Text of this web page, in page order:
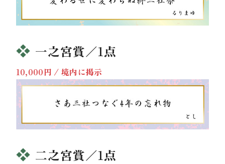
一之宮賞／1点
10,000円 / 境内に掲示
二之宮賞／1点